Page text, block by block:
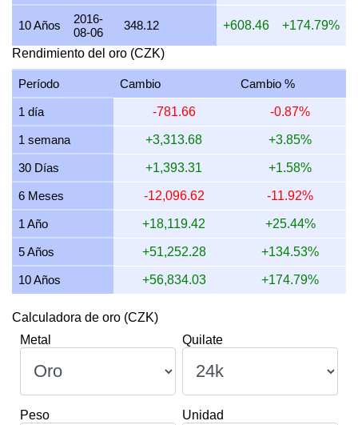
15 julio 2026 28,552.15 917.95
14 julio 2026
28,411.69
12 julio 2026 29,118.73 936,167.04
11 julio 2026 29,118.73 936.17 936,167.04
10 julio 2026 28,980.21 931.71 931,713.64
9 julio 2026 29,180.89 938.17 938,165.76
8 julio 2026 28,762.71 924.72 924,721.21
10 Años
2016-
08-06
348.12 +608.46 +174.79%
Rendimiento del oro (CZK)
Período Cambio Cambio %
1 día -781.66 -0.87%
1 semana +3,313.68 +3.85%
30 Días +1,393.31 +1.58%
6 Meses -12,096.62 -11.92%
1 Año +18,119.42 +25.44%
5 Años +51,252.28 +134.53%
10 Años +56,834.03 +174.79%
Calculadora de oro (CZK)
Metal
Quilate
Peso Unidad